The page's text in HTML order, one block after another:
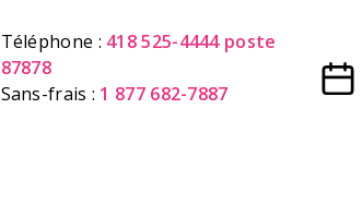
Téléphone : 418 525-4444 poste
87878
Sans-frais : 1 877 682-7887